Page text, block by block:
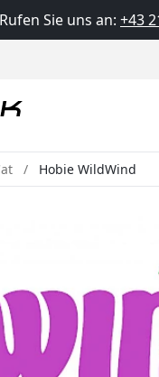
Rufen Sie uns an: +43
Hobie WildWind